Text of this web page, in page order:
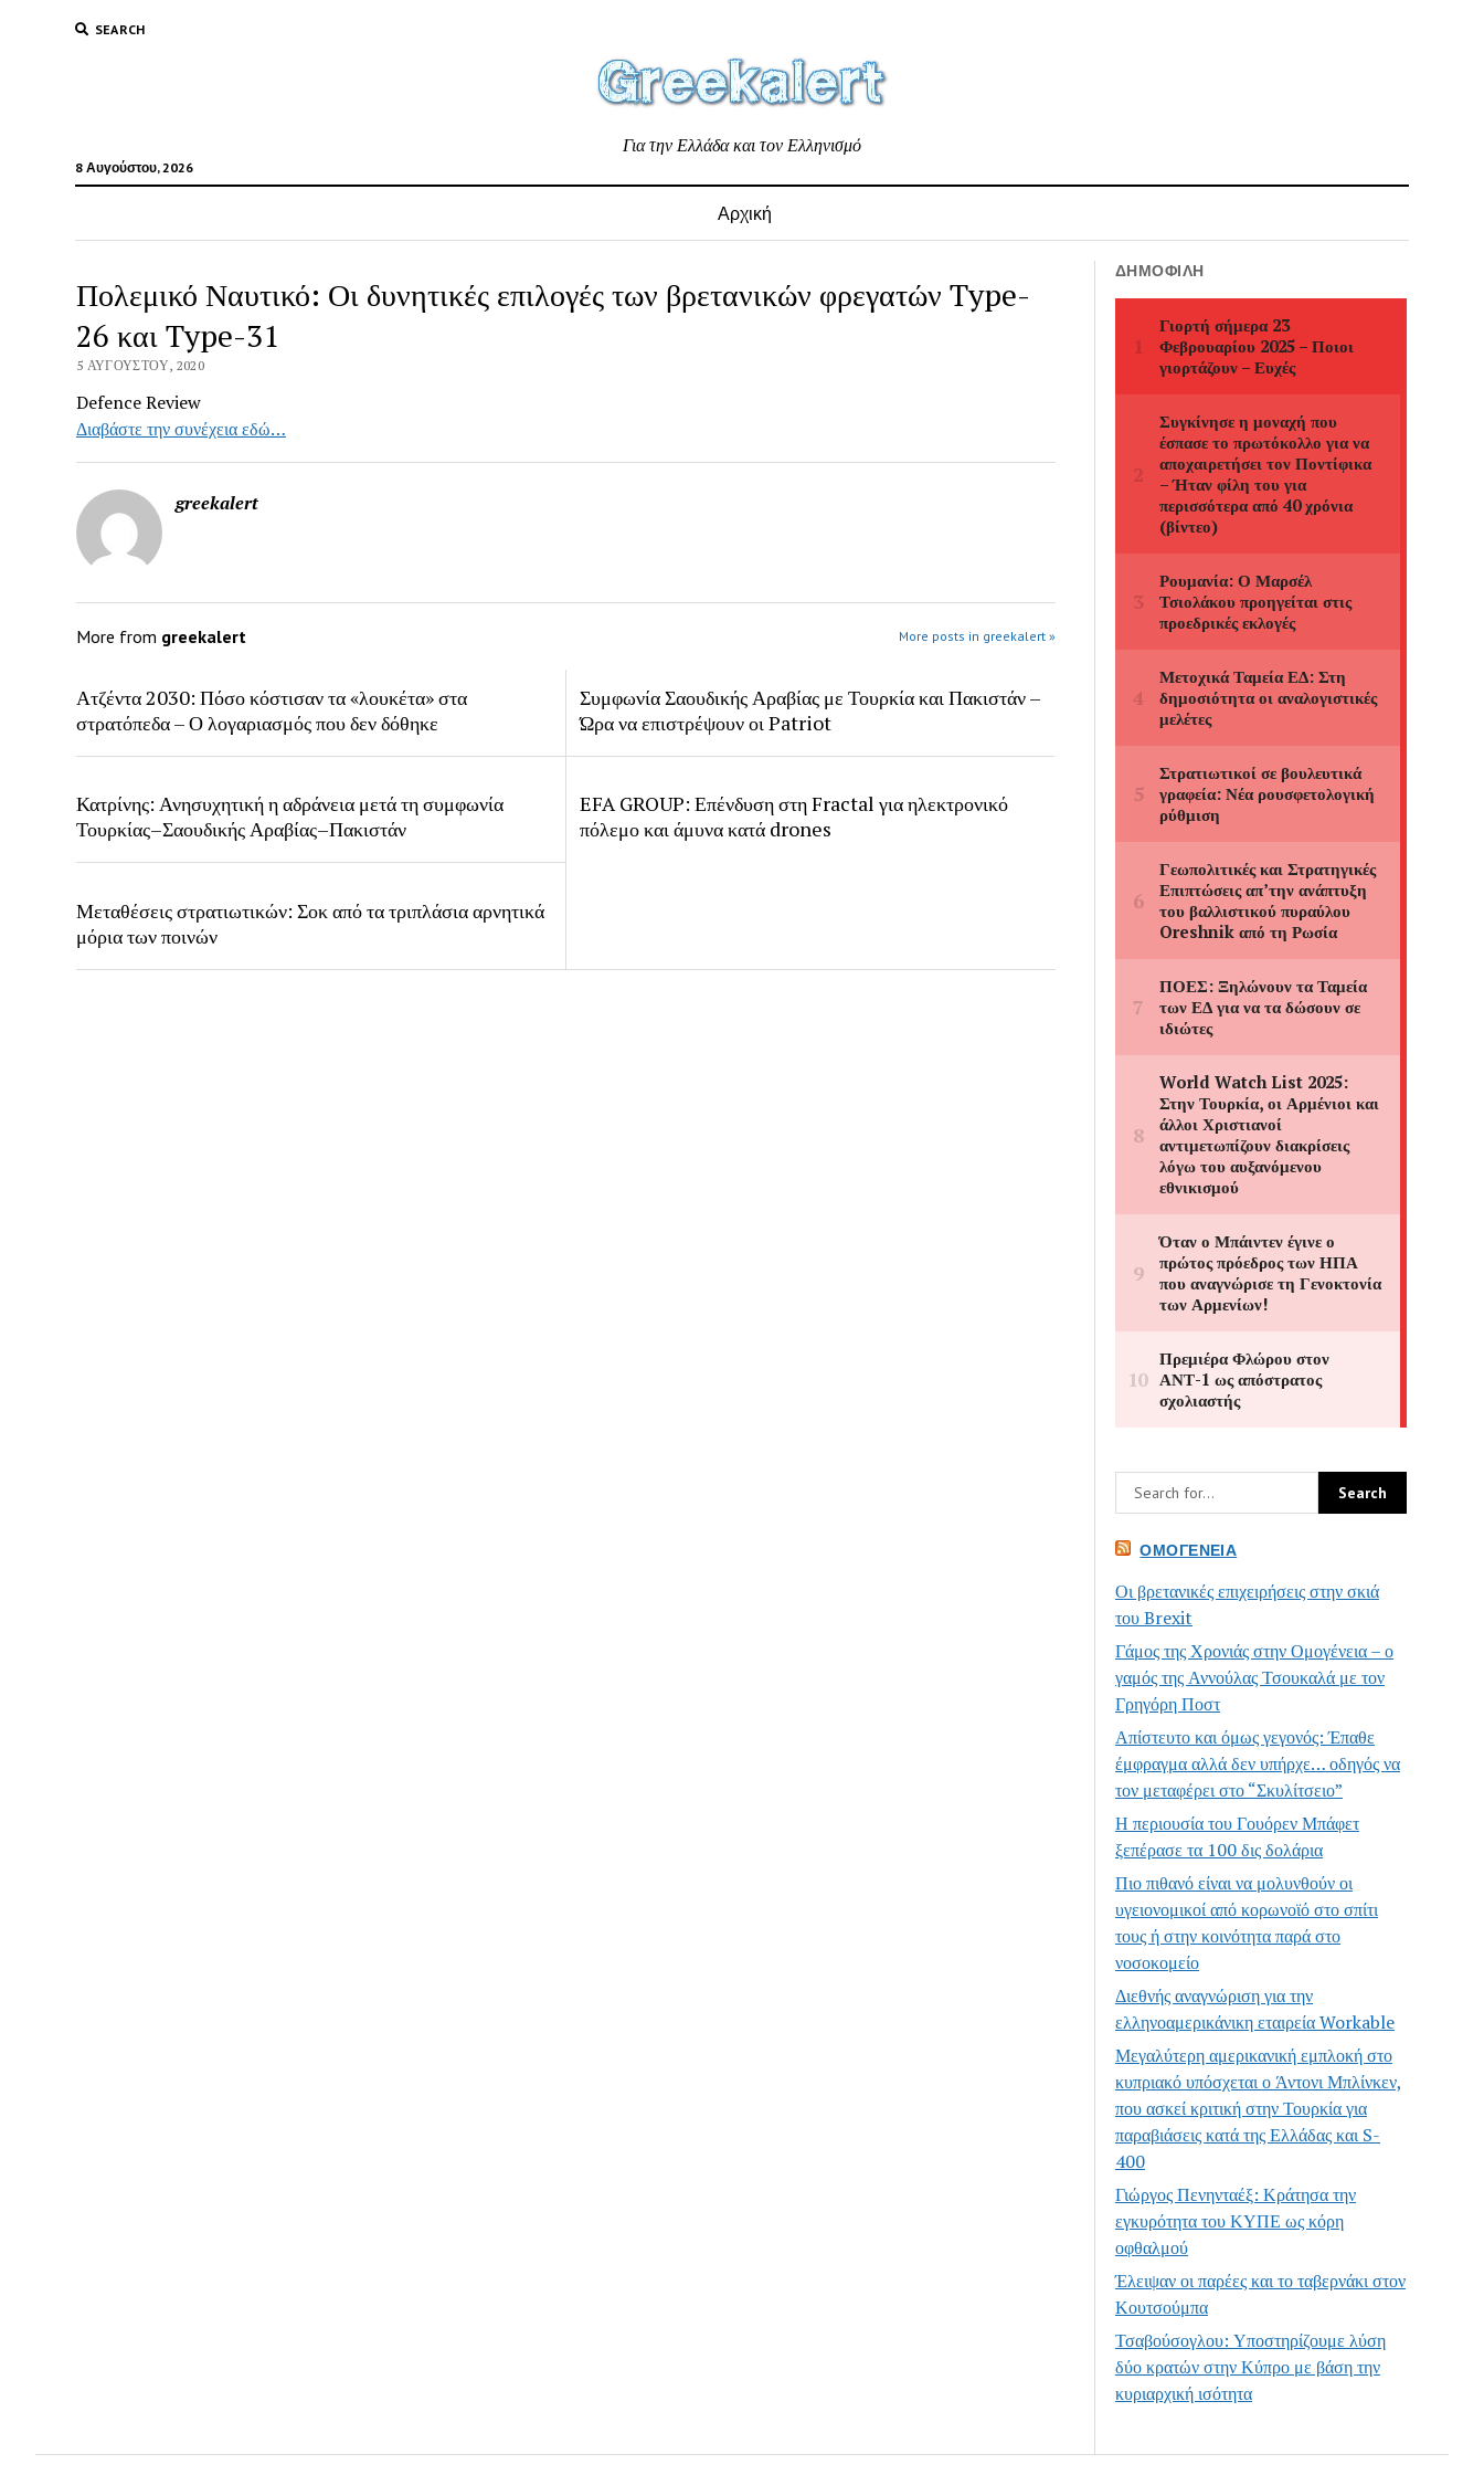
SEARCH
8 Αυγούστου, 2026
Για την Ελλάδα και τον Ελληνισμό
Αρχική
Πολεμικό Ναυτικό: Οι δυνητικές επιλογές των βρετανικών φρεγατών Type-
26 και Type-31
5 ΑΥΓΟΎΣΤΟΥ, 2020
Defence Review
Διαβάστε την συνέχεια εδώ…
greekalert
More from greekalert More posts in greekalert »
Ατζέντα 2030: Πόσο κόστισαν τα «λουκέτα» στα
στρατόπεδα – Ο λογαριασμός που δεν δόθηκε
Συμφωνία Σαουδικής Αραβίας με Τουρκία και Πακιστάν –
Ώρα να επιστρέψουν οι Patriot
Κατρίνης: Ανησυχητική η αδράνεια μετά τη συμφωνία
Τουρκίας–Σαουδικής Αραβίας–Πακιστάν
EFA GROUP: Επένδυση στη Fractal για ηλεκτρονικό
πόλεμο και άμυνα κατά drones
Μεταθέσεις στρατιωτικών: Σοκ από τα τριπλάσια αρνητικά
μόρια των ποινών
ΔΗΜΟΦΙΛΉ
ΟΜΟΓΈΝΕΙΑ
Οι βρετανικές επιχειρήσεις στην σκιά
του Brexit
Γάμος της Χρονιάς στην Ομογένεια – ο
γαμός της Αννούλας Τσουκαλά με τον
Γρηγόρη Ποστ
Απίστευτο και όμως γεγονός: Έπαθε
έμφραγμα αλλά δεν υπήρχε… οδηγός να
τον μεταφέρει στο “Σκυλίτσειο”
Η περιουσία του Γουόρεν Μπάφετ
ξεπέρασε τα 100 δις δολάρια
Πιο πιθανό είναι να μολυνθούν οι
υγειονομικοί από κορωνοϊό στο σπίτι
τους ή στην κοινότητα παρά στο
νοσοκομείο
Διεθνής αναγνώριση για την
ελληνοαμερικάνικη εταιρεία Workable
Μεγαλύτερη αμερικανική εμπλοκή στο
κυπριακό υπόσχεται ο Άντονι Μπλίνκεν,
που ασκεί κριτική στην Τουρκία για
παραβιάσεις κατά της Ελλάδας και S-
400
Γιώργος Πενηνταέξ: Κράτησα την
εγκυρότητα του ΚΥΠΕ ως κόρη
οφθαλμού
Έλειψαν οι παρέες και το ταβερνάκι στον
Κουτσούμπα
Τσαβούσογλου: Υποστηρίζουμε λύση
δύο κρατών στην Κύπρο με βάση την
κυριαρχική ισότητα